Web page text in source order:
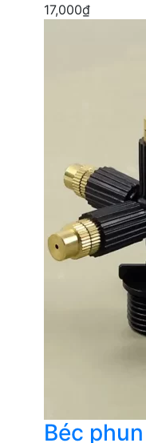
17,000₫
Béc